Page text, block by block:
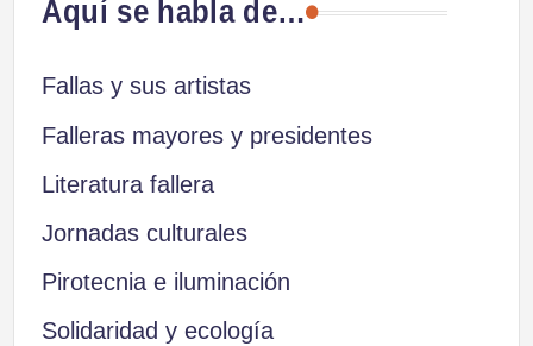
entradas
Aquí se habla de…
Fallas y sus artistas
Falleras mayores y presidentes
Literatura fallera
Jornadas culturales
Pirotecnia e iluminación
Solidaridad y ecología